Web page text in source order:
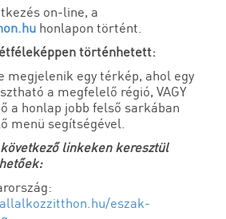
on-line, a
honlapon történt.
történhetett:
megjelenik egy térkép, ahol egy
a megfelelő régió, VAGY
a honlap jobb felső sarkában
menü segítségével.
linkeken keresztül
eszak-